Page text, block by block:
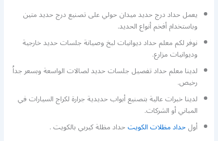
يعمل حداد درج حديد ميدان حولي على تصنيع درج حديد متين
وباستخدام أفخم أنواع الحديد.
نوفر لكم معلم حداد ديوانيات لبخ وصيانة جلسات حديد خارجية
وديوانيات مزارع.
لدينا معلم حداد تفصيل جلسات حديد لصالات الواسعة وبسعر جداُ
رخيص.
لدينا خبرات عالية بتصنيع أبواب حديدية جرارة لكراج السيارات في
المباني أو الشركات.
أولحداد مظلات الكويتحداد مظلة كيربي بالكويت .